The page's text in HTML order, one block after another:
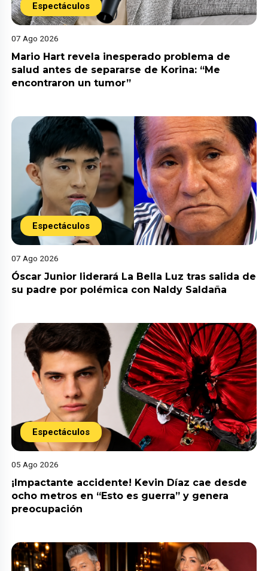
Espectáculos
07 Ago 2026
Mario Hart revela inesperado problema de
salud antes de separarse de Korina: “Me
encontraron un tumor”
Espectáculos
07 Ago 2026
Óscar Junior liderará La Bella Luz tras salida de
su padre por polémica con Naldy Saldaña
Espectáculos
05 Ago 2026
¡Impactante accidente! Kevin Díaz cae desde
ocho metros en “Esto es guerra” y genera
preocupación